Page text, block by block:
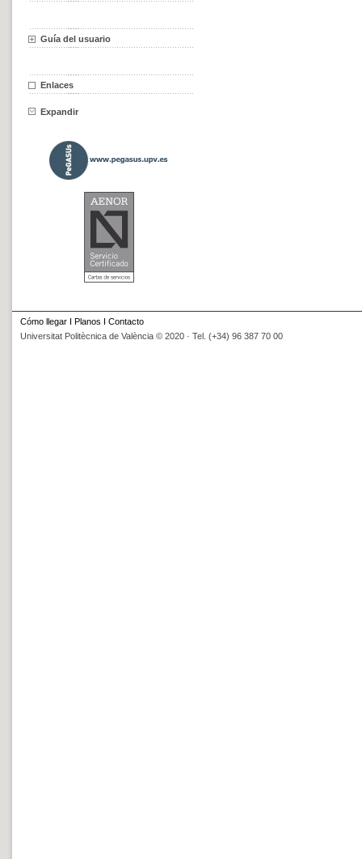
Guía del usuario
Enlaces
Expandir
Cómo llegar I Planos I Contacto
Universitat Politècnica de València © 2020 · Tel. (+34) 96 387 70 00